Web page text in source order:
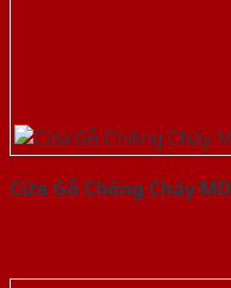
Cửa Gỗ Chống Cháy